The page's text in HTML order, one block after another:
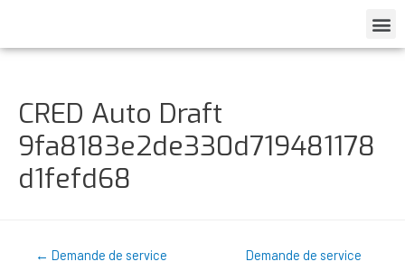
CRED Auto Draft
9fa8183e2de330d719481178
d1fefd68
← Demande de service
Demande de service